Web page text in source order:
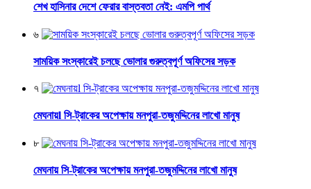
শেখ হাসিনার দেশে ফেরার বাস্তবতা নেই: এমপি পার্থ
৬
সাময়িক সংস্কারেই চলছে ভোলার গুরুত্বপূর্ণ অফিসের সড়ক
৭
মেঘনায়l সি-ট্রাকের অপেক্ষায় মনপুরা-তজুমদ্দিনের লাখো মানুষ
৮
মেঘনায় সি-ট্রাকের অপেক্ষায় মনপুরা-তজুমদ্দিনের লাখো মানুষ